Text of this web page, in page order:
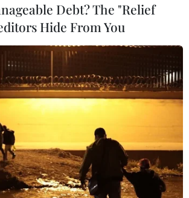
minh họa. AFP/TTXVN)
Á giảm trong phiên giao dịch
USD mạnh làm giảm sức hấp
với những người nắm giữ các
trong khi các nhà đầu tư chờ
Cục Dự trữ Liên bang Mỹ (Fed)
Debt? The "Relief
Hide From You